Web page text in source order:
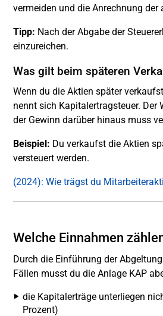
vermeiden und die Anrechnung
Tipp: Nach der Abgabe der
einzureichen.
Was gilt beim späteren
Wenn du die Aktien später
nennt sich Kapitalertragsteuer. Der
der Gewinn darüber hinaus muss
Beispiel: Du verkaufst die Aktien
versteuert werden.
(2024): Wie trägst du
Welche Einnahmen
Durch die Einführung der
Fällen musst du die Anlage KAP
die Kapitalerträge unterliegen
Prozent)